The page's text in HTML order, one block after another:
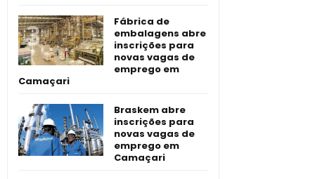
Fábrica de
embalagens abre
inscrições para
novas vagas de
emprego em
Camaçari
Braskem abre
inscrições para
novas vagas de
emprego em
Camaçari